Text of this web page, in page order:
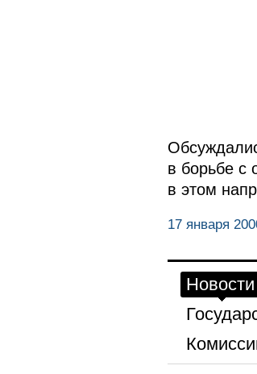
в борьбе с
в этом
17 января
Новости